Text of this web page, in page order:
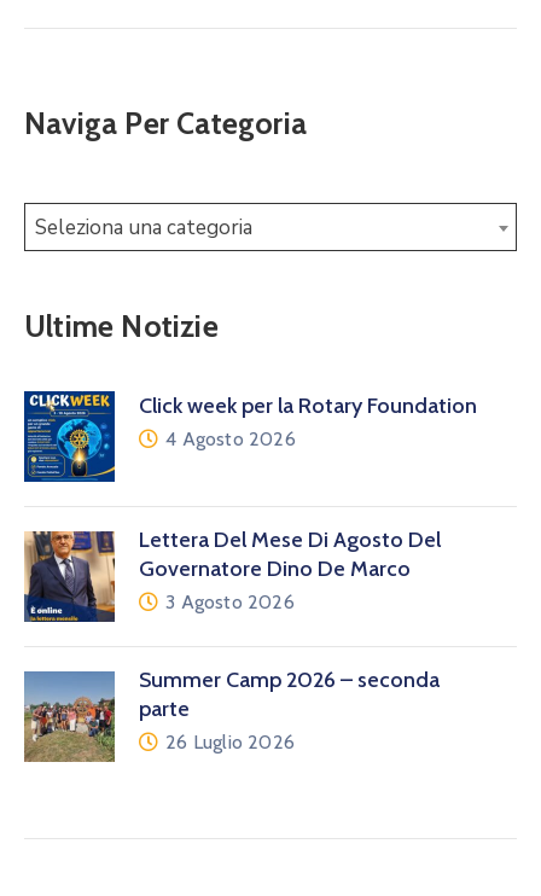
Naviga Per Categoria
Seleziona una categoria
Ultime Notizie
Click week per la Rotary Foundation
4 Agosto 2026
Lettera Del Mese Di Agosto Del
Governatore Dino De Marco
3 Agosto 2026
Summer Camp 2026 – seconda
parte
26 Luglio 2026